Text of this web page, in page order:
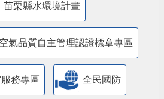
苗栗縣水環境計畫
氣品質自主管理認證標章專區
務專區 全民國防